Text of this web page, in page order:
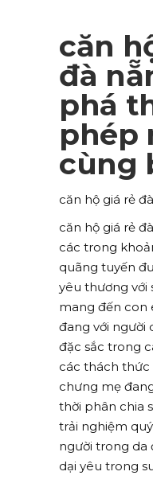
căn
đà
phá
phép
cùng
căn hộ giá rẻ
căn hộ giá rẻ
các trong
quãng tuyến
yêu thương với
mang đến con
đang với người
đặc sắc trong
các thách thức
chưng mẹ
thời phân chia
trải nghiệm
người trong da
dại yêu trong